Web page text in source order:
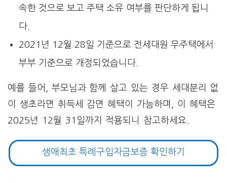
속한 것으로 보고 주택 소유 여부를 판단하게 됩니
다.
2021년 12월 28일 기준으로 전세대원 무주택에서
부부 기준으로 개정되었습니다.
예를 들어, 부모님과 함께 살고 있는 경우 세대분리 없
이 생초라면 취득세 감면 혜택이 가능하며, 이 혜택은
2025년 12월 31일까지 적용되니 참고하세요.
생애최초 특례구입자금보증 확인하기